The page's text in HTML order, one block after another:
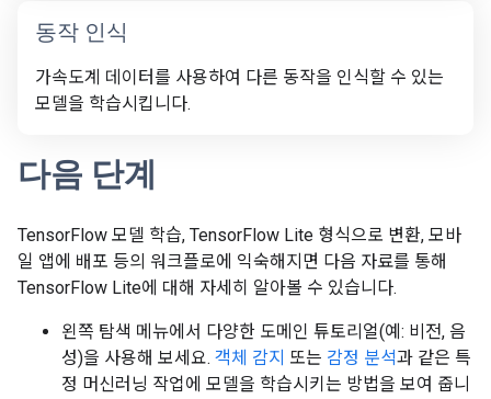
동작 인식
가속도계 데이터를 사용하여 다른 동작을 인식할 수 있는
모델을 학습시킵니다.
다음 단계
TensorFlow 모델 학습, TensorFlow Lite 형식으로 변환, 모바
일 앱에 배포 등의 워크플로에 익숙해지면 다음 자료를 통해
TensorFlow Lite에 대해 자세히 알아볼 수 있습니다.
왼쪽 탐색 메뉴에서 다양한 도메인 튜토리얼(예: 비전, 음
성)을 사용해 보세요. 객체 감지 또는 감정 분석과 같은 특
정 머신러닝 작업에 모델을 학습시키는 방법을 보여 줍니